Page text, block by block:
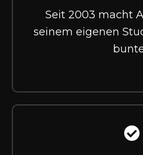
Seit 2003 macht
seinem eigenen